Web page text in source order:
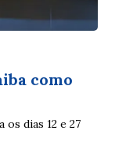
como
dias 12 e 27